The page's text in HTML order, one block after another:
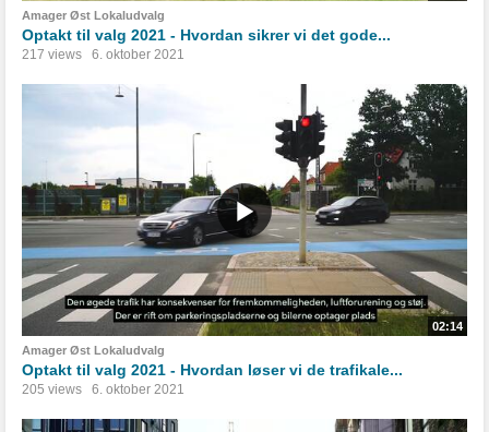
Amager Øst Lokaludvalg
Optakt til valg 2021 - Hvordan sikrer vi det gode...
217 views 6. oktober 2021
02:14
Amager Øst Lokaludvalg
Optakt til valg 2021 - Hvordan løser vi de trafikale...
205 views 6. oktober 2021